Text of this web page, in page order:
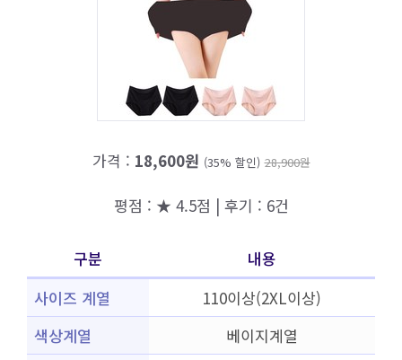
가격 : 18,600원 (35% 할인) 28,900원
평점 : ★ 4.5점 | 후기 : 6건
구분
내용
사이즈 계열
110이상(2XL이상)
색상계열
베이지계열